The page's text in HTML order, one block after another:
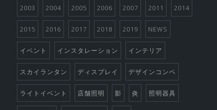
2003 2004 2005 2006 2007 2011 2014
2015 2016 2017 2018 2019 NEWS
イベント インスタレーション インテリア
スカイランタン ディスプレイ デザインコンペ
ライトイベント 店舗照明 影 炎 照明器具